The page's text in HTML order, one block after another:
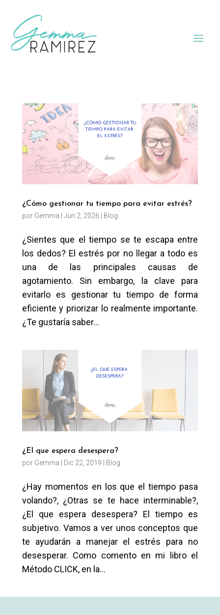
¿Cómo gestionar tu tiempo para evitar estrés?
por Gemma Jun 2, 2026 Blog
¿Sientes que el tiempo se te escapa entre
los dedos? El estrés por no llegar a todo es
una de las principales causas de
agotamiento. Sin embargo, la clave para
evitarlo es gestionar tu tiempo de forma
eficiente y priorizar lo realmente importante.
¿Te gustaría saber...
¿El que espera desespera?
por Gemma Dic 22, 2019 Blog
¿Hay momentos en los que el tiempo pasa
volando?, ¿Otras se te hace interminable?,
¿El que espera desespera? El tiempo es
subjetivo. Vamos a ver unos conceptos que
te ayudarán a manejar el estrés para no
desesperar. Como comento en mi libro el
Método CLICK, en la...